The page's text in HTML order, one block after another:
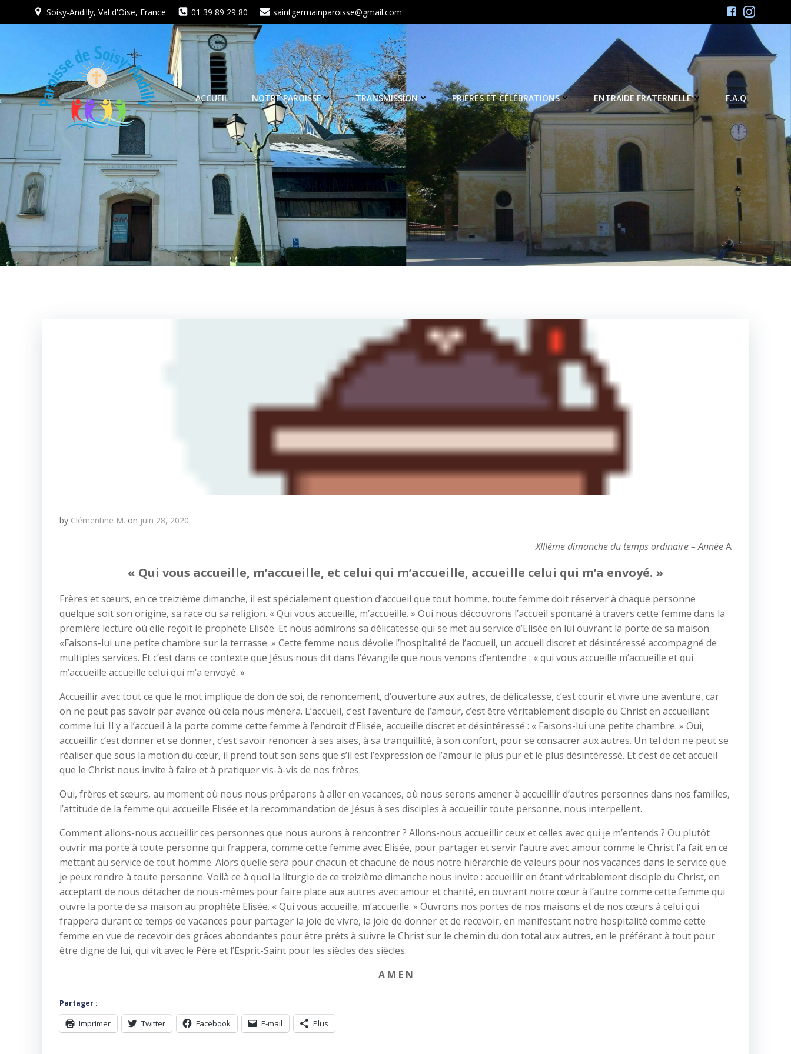
au
Soisy-Andilly, Val d'Oise, France 01 39 89 29 80 saintgermainparoisse@gmail.com
ACCUEIL NOTRE PAROISSE TRANSMISSION PRIÈRES ET CÉLÉBRATIONS ENTRAIDE FRATERNELLE F.A.Q
by Clémentine M. on juin 28, 2020
XIIIème dimanche du temps ordinaire – AnnéeA
« Qui vous accueille, m’accueille, et celui qui m’accueille, accueille celui qui m’a envoyé. »
Frères et sœurs, en ce treizième dimanche, il est spécialement question d’accueil que tout homme, toute femme doit réserver à chaque personne
quelque soit son origine, sa race ou sa religion. « Qui vous accueille, m’accueille. » Oui nous découvrons l’accueil spontané à travers cette femme dans la
première lecture où elle reçoit le prophète Elisée. Et nous admirons sa délicatesse qui se met au service d’Elisée en lui ouvrant la porte de sa maison.
«Faisons-lui une petite chambre sur la terrasse. » Cette femme nous dévoile l’hospitalité de l’accueil, un accueil discret et désintéressé accompagné de
multiples services. Et c’est dans ce contexte que Jésus nous dit dans l’évangile que nous venons d’entendre : « qui vous accueille m’accueille et qui
m’accueille accueille celui qui m’a envoyé. »
Accueillir avec tout ce que le mot implique de don de soi, de renoncement, d’ouverture aux autres, de délicatesse, c’est courir et vivre une aventure, car
on ne peut pas savoir par avance où cela nous mènera. L’accueil, c’est l’aventure de l’amour, c’est être véritablement disciple du Christ en accueillant
comme lui. Il y a l’accueil à la porte comme cette femme à l’endroit d’Elisée, accueille discret et désintéressé : « Faisons-lui une petite chambre. » Oui,
accueillir c’est donner et se donner, c’est savoir renoncer à ses aises, à sa tranquillité, à son confort, pour se consacrer aux autres. Un tel don ne peut se
réaliser que sous la motion du cœur, il prend tout son sens que s’il est l’expression de l’amour le plus pur et le plus désintéressé. Et c’est de cet accueil
que le Christ nous invite à faire et à pratiquer vis-à-vis de nos frères.
Oui, frères et sœurs, au moment où nous nous préparons à aller en vacances, où nous serons amener à accueillir d’autres personnes dans nos familles,
l’attitude de la femme qui accueille Elisée et la recommandation de Jésus à ses disciples à accueillir toute personne, nous interpellent.
Comment allons-nous accueillir ces personnes que nous aurons à rencontrer ? Allons-nous accueillir ceux et celles avec qui je m’entends ? Ou plutôt
ouvrir ma porte à toute personne qui frappera, comme cette femme avec Elisée, pour partager et servir l’autre avec amour comme le Christ l’a fait en ce
mettant au service de tout homme. Alors quelle sera pour chacun et chacune de nous notre hiérarchie de valeurs pour nos vacances dans le service que
je peux rendre à toute personne. Voilà ce à quoi la liturgie de ce treizième dimanche nous invite : accueillir en étant véritablement disciple du Christ, en
acceptant de nous détacher de nous-mêmes pour faire place aux autres avec amour et charité, en ouvrant notre cœur à l’autre comme cette femme qui
ouvre la porte de sa maison au prophète Elisée. « Qui vous accueille, m’accueille. » Ouvrons nos portes de nos maisons et de nos cœurs à celui qui
frappera durant ce temps de vacances pour partager la joie de vivre, la joie de donner et de recevoir, en manifestant notre hospitalité comme cette
femme en vue de recevoir des grâces abondantes pour être prêts à suivre le Christ sur le chemin du don total aux autres, en le préférant à tout pour
être digne de lui, qui vit avec le Père et l’Esprit-Saint pour les siècles des siècles.
A M E N
Partager :
Imprimer Twitter Facebook E-mail Plus